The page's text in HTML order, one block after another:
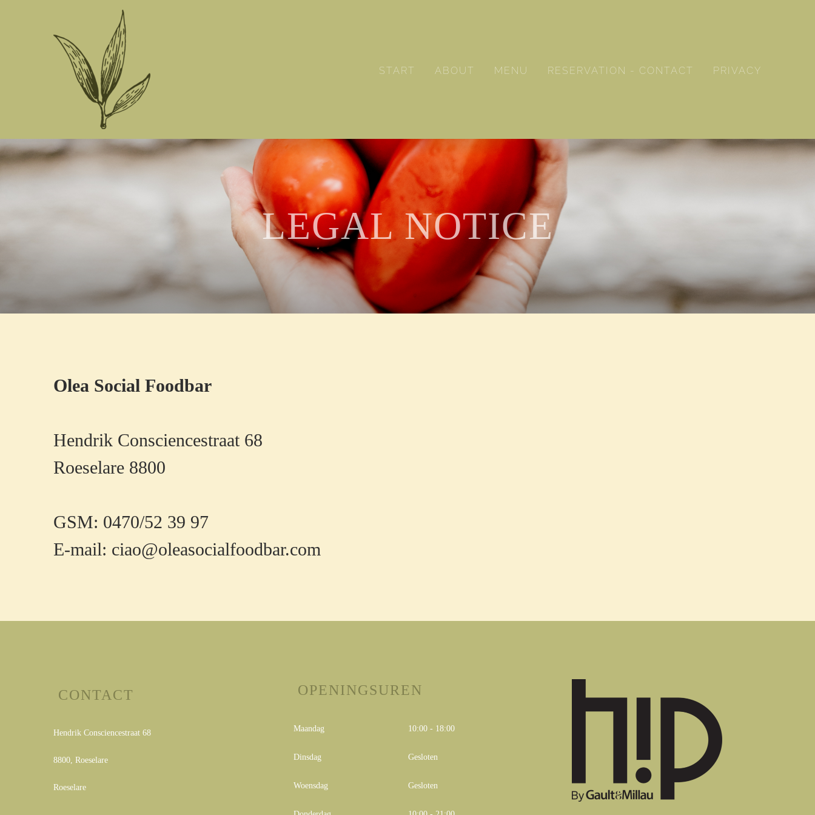
START ABOUT MENU RESERVATION - CONTACT PRIVACY
LEGAL NOTICE
Olea Social Foodbar
Hendrik Consciencestraat 68
Roeselare 8800
GSM: 0470/52 39 97
E-mail: ciao@oleasocialfoodbar.com
CONTACT
Hendrik Consciencestraat 68
8800, Roeselare
Roeselare
OPENINGSUREN
Maandag 10:00 - 18:00
Dinsdag Gesloten
Woensdag Gesloten